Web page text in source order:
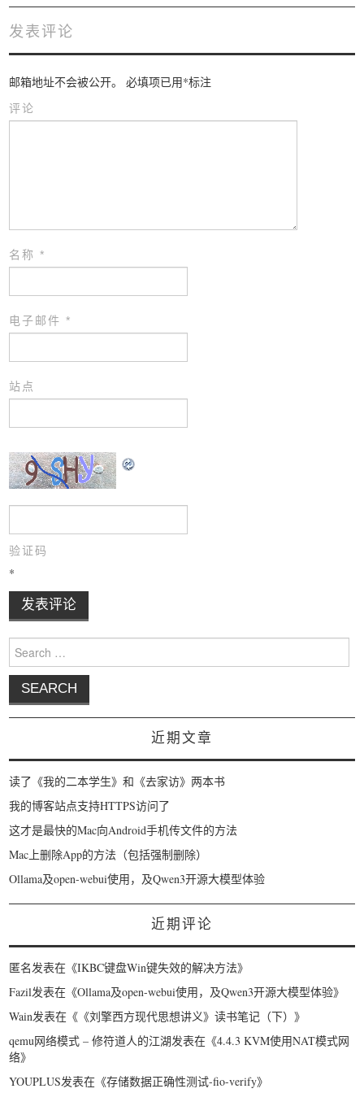
发表评论
邮箱地址不会被公开。 必填项已用*标注
评论
名称*
电子邮件*
站点
验证码
*
Search for:
近期文章
读了《我的二本学生》和《去家访》两本书
我的博客站点支持HTTPS访问了
这才是最快的Mac向Android手机传文件的方法
Mac上删除App的方法（包括强制删除）
Ollama及open-webui使用，及Qwen3开源大模型体验
近期评论
匿名发表在《IKBC键盘Win键失效的解决方法》
Fazil发表在《Ollama及open-webui使用，及Qwen3开源大模型体验》
Wain发表在《 《刘擎西方现代思想讲义》读书笔记（下）》
qemu网络模式 – 修符道人的江湖发表在《4.4.3 KVM使用NAT模式网
络》
YOUPLUS发表在《存储数据正确性测试-fio-verify》